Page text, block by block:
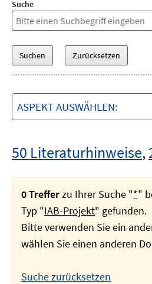
Suche
ASPEKT AUSWÄHLEN:
50 Literaturhinweise,
0 Trefferzu Ihrer Suche "*"
Typ "IAB-Projekt" gefunden.
Bitte verwenden Sie ein
wählen Sie einen anderen
Suche zurücksetzen